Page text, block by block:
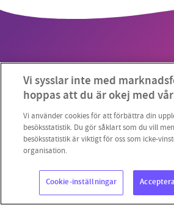
Copyright 2023 © Supermiljöbloggen
miljödebatten framåt
vill hjälpa oss.
Stötta vårt arbete genom att
1231368703
Läs vad vi vill göra
Vi sysslar inte med
hoppas att du är okej med
Vi använder cookies för att förbättra din
besöksstatistik. Du gör såklart som du vill
besöksstatistik är viktigt för oss som icke-
organisation.
Cookie-inställningar